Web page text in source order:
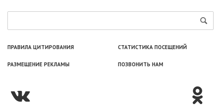
ПРАВИЛА ЦИТИРОВАНИЯ СТАТИСТИКА ПОСЕЩЕНИЙ
РАЗМЕЩЕНИЕ РЕКЛАМЫ ПОЗВОНИТЬ НАМ